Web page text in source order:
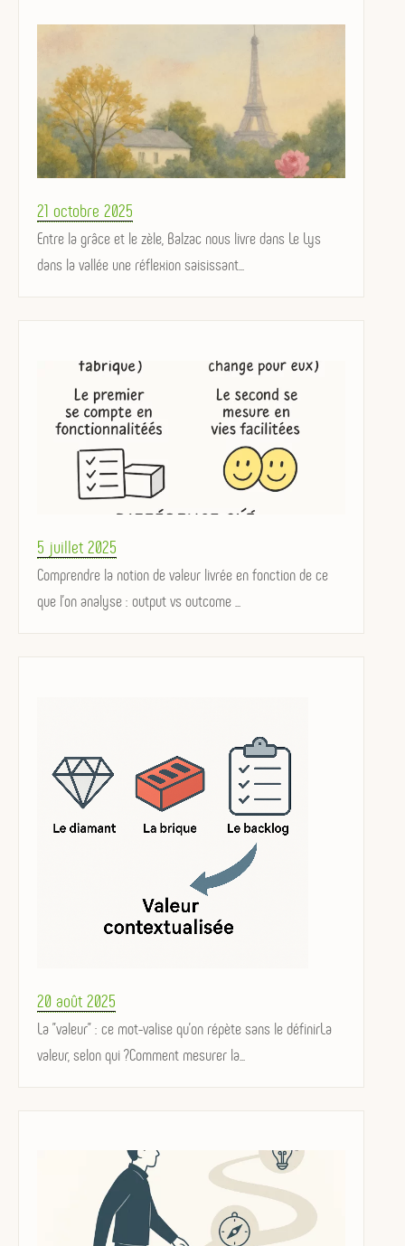
Posted
on
21 octobre 2025
Entre la grâce et le zèle, Balzac nous livre dans Le Lys
dans la vallée une réflexion saisissant...
Posted
on
5 juillet 2025
Comprendre la notion de valeur livrée en fonction de ce
que l’on analyse : output vs outcome ...
Posted
on
20 août 2025
La "valeur" : ce mot-valise qu’on répète sans le définirLa
valeur, selon qui ?Comment mesurer la...